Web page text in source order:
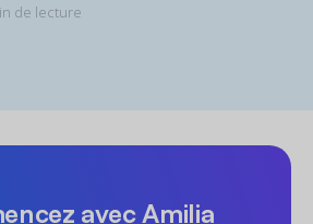
de lecture
avec Amilia